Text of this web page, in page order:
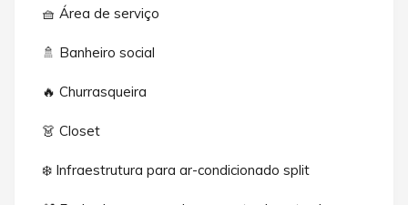
🧺 Área de serviço
🚿 Banheiro social
🔥 Churrasqueira
👗 Closet
❄️ Infraestrutura para ar-condicionado split